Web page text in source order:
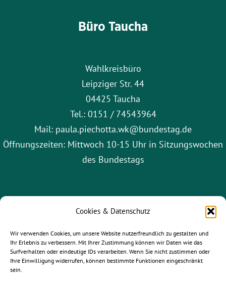
Cookies & Datenschutz
Wir verwenden Cookies, um unsere Website nutzerfreundlich zu gestalten und
Ihr Erlebnis zu verbessern. Mit Ihrer Zustimmung können wir Daten wie das
Surfverhalten oder eindeutige IDs verarbeiten. Wenn Sie nicht zustimmen oder
Ihre Einwilligung widerrufen, können bestimmte Funktionen eingeschränkt
sein.
Büro Taucha
Wahlkreisbüro
Leipziger Str. 44
04425 Taucha
Tel.: 0151 / 74543964
Mail: paula.piechotta.wk@bundestag.de
Öffnungszeiten: Mittwoch 10-15 Uhr in Sitzungswochen
des Bundestags